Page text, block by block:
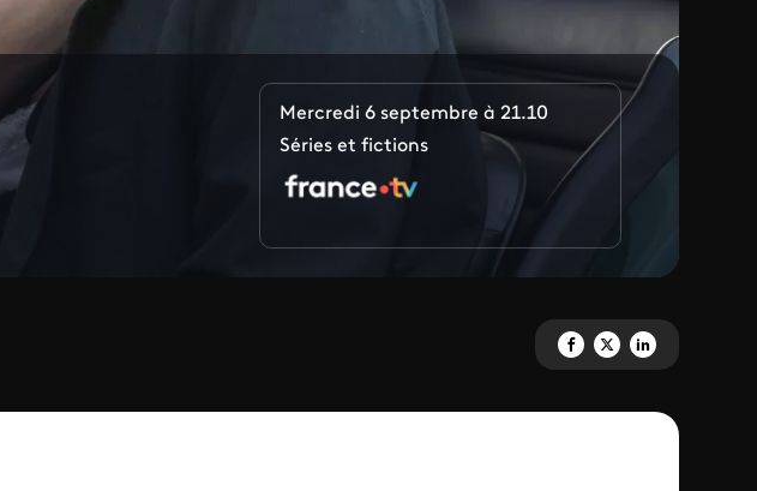
Mercredi 6 septembre à 21.10
Séries et fictions
Partagez 'Le premier venu' sur
Partagez 'Le premier
Partagez 'Le